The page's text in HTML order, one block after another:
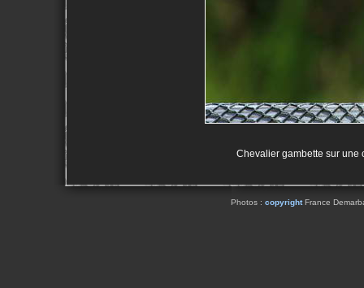
Chevalier gambette sur une
Photos : copyrightFrance